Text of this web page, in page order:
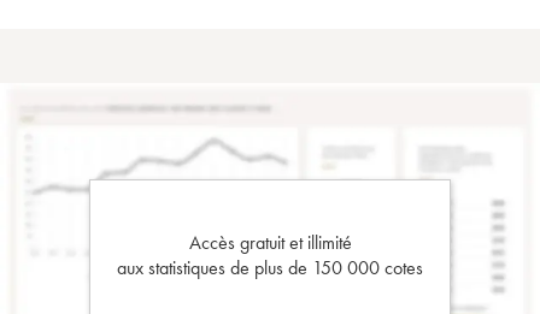
Accès gratuit et illimité
aux statistiques de plus de 150 000 cotes